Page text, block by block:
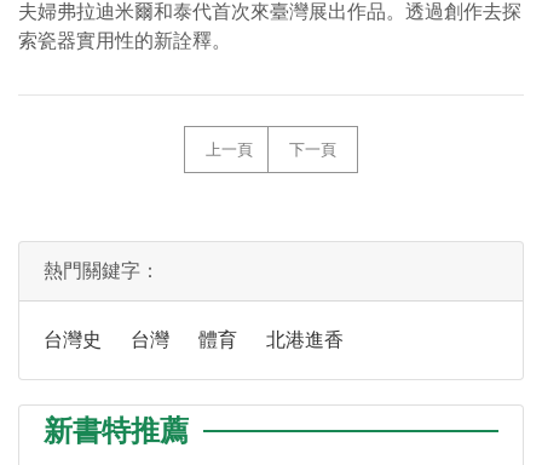
夫婦弗拉迪米爾和泰代首次來臺灣展出作品。透過創作去探
索瓷器實用性的新詮釋。
上一頁 下一頁
熱門關鍵字：
台灣史 台灣 體育 北港進香
新書特推薦